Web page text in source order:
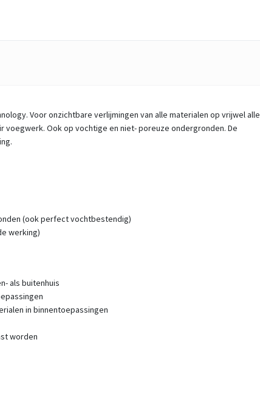
Voor onzichtbare verlijmingen van alle materialen op vrijwel alle
Ook op vochtige en niet- poreuze ondergronden. De
(ook perfect vochtbestendig)
werking)
als buitenhuis
in binnentoepassingen
worden